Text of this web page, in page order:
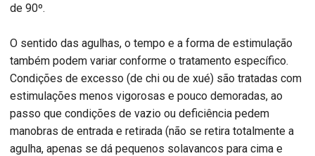
de 90º.
O sentido das agulhas, o tempo e a forma de estimulação
também podem variar conforme o tratamento específico.
Condições de excesso (de chi ou de xué) são tratadas com
estimulações menos vigorosas e pouco demoradas, ao
passo que condições de vazio ou deficiência pedem
manobras de entrada e retirada (não se retira totalmente a
agulha, apenas se dá pequenos solavancos para cima e